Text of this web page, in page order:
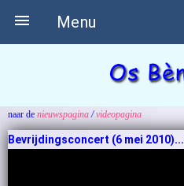
Menu

naar de nieuwspagina/videopagina
Bevrijdingsconcert (6 mei 2010)...